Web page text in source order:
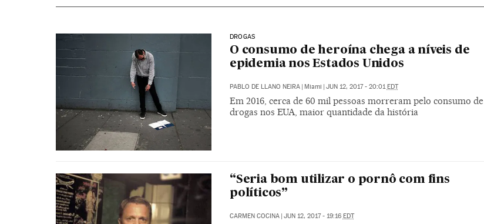
DROGAS
O consumo de heroína chega a níveis de
epidemia nos Estados Unidos
PABLO DE LLANO NEIRA | Miami | JUN 12, 2017 - 20:01EDT
Em 2016, cerca de 60 mil pessoas morreram pelo consumo de
drogas nos EUA, maior quantidade da história
“Seria bom utilizar o pornô com fins
políticos”
CARMEN COCINA JUN 12, 2017 - 19:16 EDT